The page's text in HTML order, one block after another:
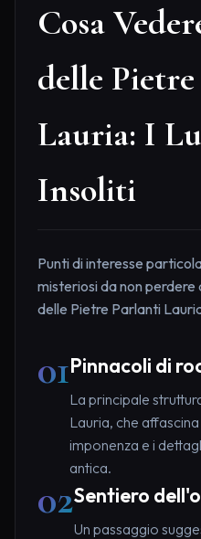
Cosa
delle
Lauria: I
Insoliti
Punti di interesse
misteriosi da non perdere
delle Pietre Parlanti
01Pinnacoli di
La principale
Lauria, che
imponenza e i
antica.
02Sentiero
Un passaggio